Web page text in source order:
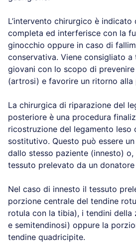
L’intervento chirurgico è
completa ed interferisce con la
ginocchio oppure in caso di
conservativa. Viene consigliato
giovani con lo scopo di
(artrosi) e favorire un ritorno
La chirurgica di riparazione del
posteriore è una procedura
ricostruzione del legamento leso
sostitutivo. Questo può essere
dallo stesso paziente (innesto) o,
tessuto prelevato da un
Nel caso di innesto il tessuto
porzione centrale del tendine
rotula con la tibia), i tendini della
e semitendinosi) oppure la
tendine quadricipite.